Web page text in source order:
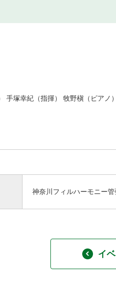
手塚幸紀（指揮） 牧野槇（ピア
神奈川フィルハーモニー管
イ